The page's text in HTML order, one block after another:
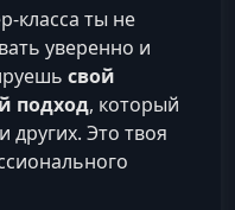
класса ты не
уверенно и
свой
подход, который
других. Это твоя